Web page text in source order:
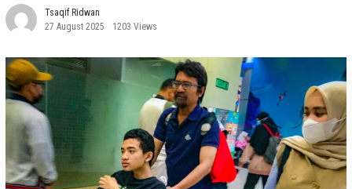
Tsaqif Ridwan
27 August 2025
1203 Views